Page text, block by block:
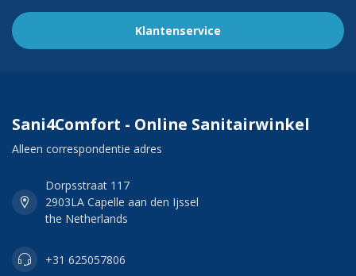
Klantenservice
Sani4Comfort - Online Sanitairwinkel
Alleen correspondentie adres
Dorpsstraat 117
2903LA Capelle aan den Ijssel
the Netherlands
+31 625057806